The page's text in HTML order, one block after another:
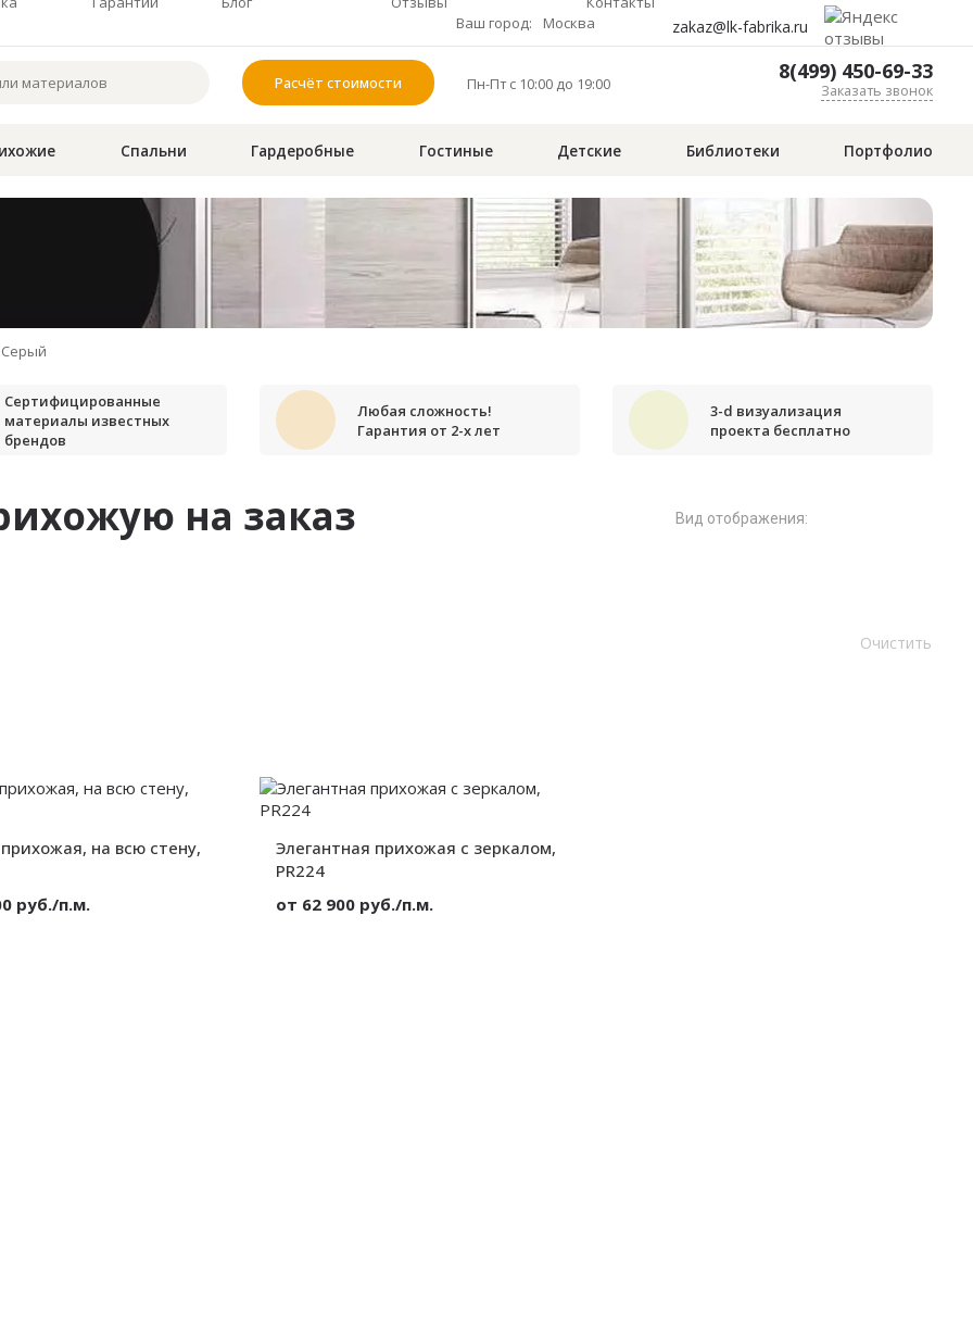
Ваш город: Москва zakaz@lk-fabrika.ru
Расчёт стоимости Пн-Пт с 10:00 до 19:00 8(499) 450-69-33
Заказать звонок
Спальни Гардеробные Гостиные Детские Библиотеки Портфолио
Серый
Сертифицированные
материалы известных
брендов
Любая сложность!
Гарантия от 2-х лет
3-d визуализация
проекта бесплатно
на заказ Вид отображения:
на всю стену,
руб./п.м.
Элегантная прихожая с зеркалом,
PR224
от 62 900 руб./п.м.